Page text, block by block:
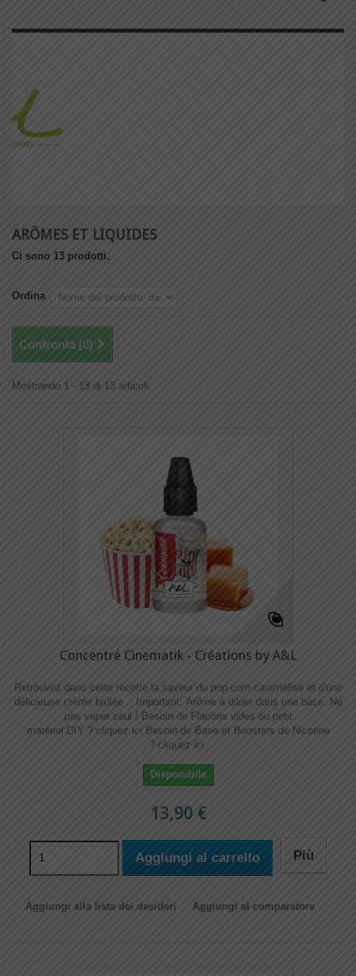
ARÔMES ET LIQUIDES
Ci sono 13 prodotti.
Ordina
Confronta (0)
Mostrando 1 - 13 di 13 articoli
Concentré Cinematik - Créations by A&L
Retrouvez dans cette recette la saveur du pop-corn caramélisé et d'une
délicieuse crème brûlée . Important: Arôme à diluer dans une base. Ne
pas vaper seul ! Besoin de Flacons vides ou petit
matériel DIY ? cliquez ici Besoin de Base et Boosters de Nicotine
? cliquez ici
Disponibile
13,90 €
Aggiungi al carrello Più
Aggiungi alla lista dei desideri Aggiungi al comparatore